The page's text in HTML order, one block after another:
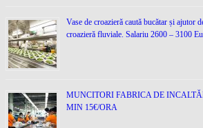
Vase de croazieră caută bucătar și ajutor
croazieră fluviale. Salariu 2600 – 3100
MUNCITORI FABRICA DE
MIN 15€/ORA